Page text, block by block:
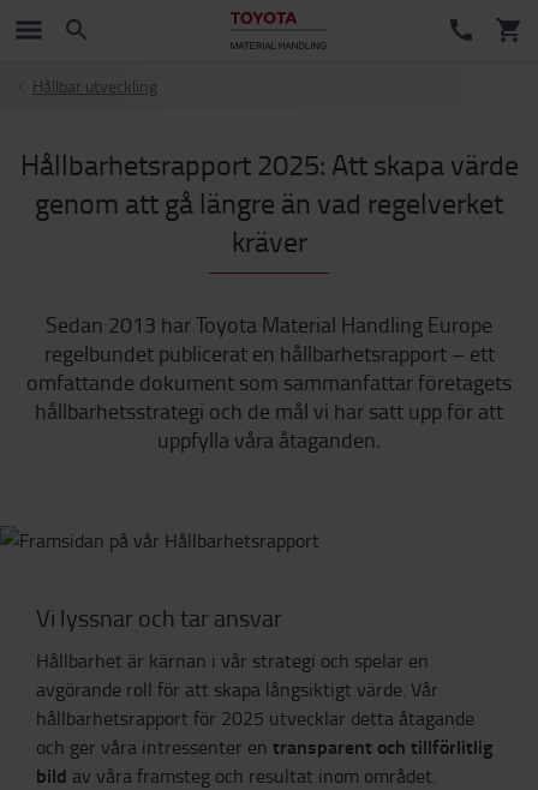
Hållbar utveckling
Hållbarhetsrapport 2025: Att skapa värde
genom att gå längre än vad regelverket
kräver
Sedan 2013 har Toyota Material Handling Europe
regelbundet publicerat en hållbarhetsrapport – ett
omfattande dokument som sammanfattar företagets
hållbarhetsstrategi och de mål vi har satt upp för att
uppfylla våra åtaganden.
Vi lyssnar och tar ansvar
Hållbarhet är kärnan i vår strategi och spelar en
avgörande roll för att skapa långsiktigt värde. Vår
hållbarhetsrapport för 2025 utvecklar detta åtagande
och ger våra intressenter en transparent och tillförlitlig
bild av våra framsteg och resultat inom området.